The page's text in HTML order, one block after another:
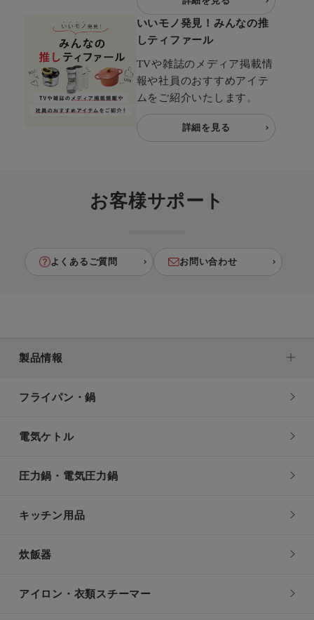
いいモノ発見！みんなの推
しティファール
TVや雑誌のメディア掲載情
報や社員のおすすめアイテ
ムをご紹介いたします。
詳細を見る
お客様サポート
よくあるご質問 お問い合わせ
製品情報
フライパン・鍋
電気ケトル
圧力鍋・電気圧力鍋
キッチン用品
炊飯器
アイロン・衣類スチーマー